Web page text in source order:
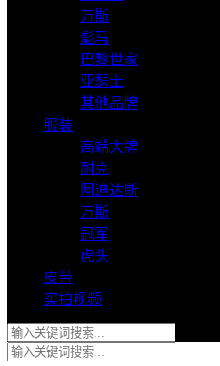
万斯
彪马
巴黎世家
亚瑟士
其他品牌
服装
高端大牌
耐克
阿迪达斯
万斯
冠军
虎头
皮带
实拍视频